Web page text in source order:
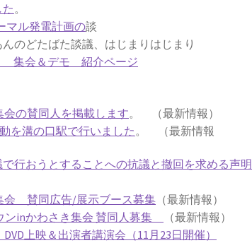
。
マル発電計画の談
のどたばた談議、はじまりはじまり
集会＆デモ 紹介ページ
の賛同人を掲載します。 （最新情報）
を溝の口駅で行いました 。 （最新情報
行おうとすることへの抗議と撤回を求める声明
会 賛同広告/展示ブース募集 （最新情報）
ンinかわさき集会 賛同人募集
（最新情報）
上映＆出演者講演会（11月23日開催）